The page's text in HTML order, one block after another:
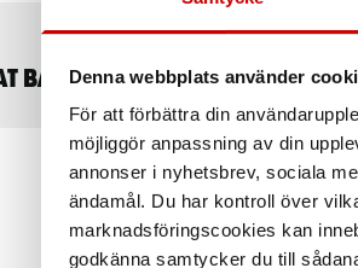
Denna webbplats använder
För att förbättra din
möjliggör anpassning av din
annonser i nyhetsbrev, sociala
ändamål. Du har kontroll över
marknadsföringscookies kan
godkänna samtycker du till
baserat på vald produkt